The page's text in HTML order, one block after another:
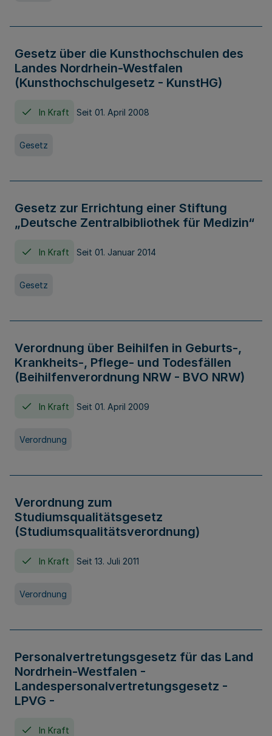
Gesetz über die Kunsthochschulen des
Landes Nordrhein-Westfalen
(Kunsthochschulgesetz - KunstHG)
In Kraft Seit 01. April 2008
Gesetz
Gesetz zur Errichtung einer Stiftung
„Deutsche Zentralbibliothek für Medizin“
In Kraft Seit 01. Januar 2014
Gesetz
Verordnung über Beihilfen in Geburts-,
Krankheits-, Pflege- und Todesfällen
(Beihilfenverordnung NRW - BVO NRW)
In Kraft Seit 01. April 2009
Verordnung
Verordnung zum
Studiumsqualitätsgesetz
(Studiumsqualitätsverordnung)
In Kraft Seit 13. Juli 2011
Verordnung
Personalvertretungsgesetz für das Land
Nordrhein-Westfalen -
Landespersonalvertretungsgesetz -
LPVG -
In Kraft